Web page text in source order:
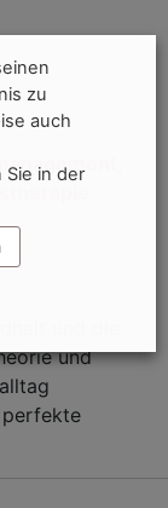
und die
und
zu
auch
in der